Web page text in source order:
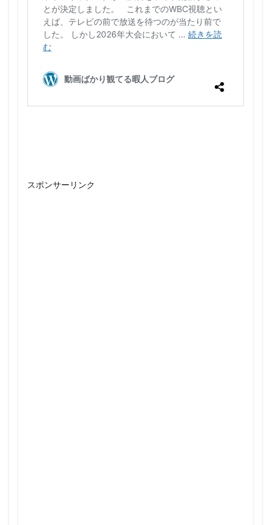
スポンサーリンク